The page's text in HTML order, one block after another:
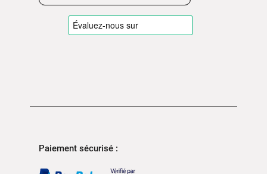
Paiement sécurisé :